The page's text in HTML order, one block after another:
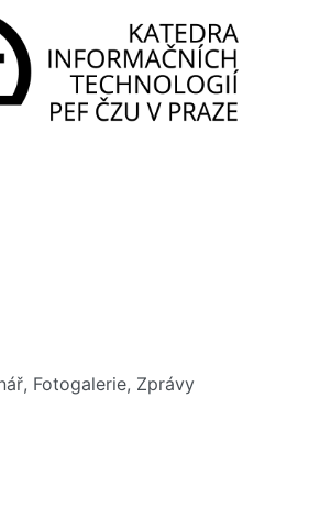
Zprávy, Akce,
, Fotogalerie, Zprávy